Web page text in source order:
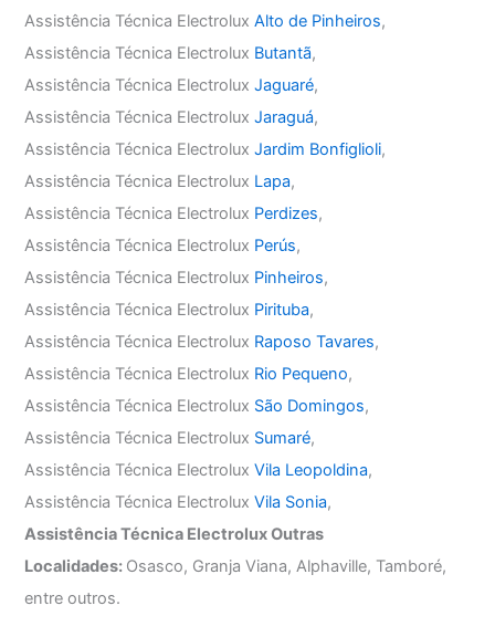
Assistência Técnica ElectroluxAlto de Pinheiros,
Assistência Técnica Electrolux Butantã,
Assistência Técnica ElectroluxJaguaré,
Assistência Técnica ElectroluxJaraguá,
Assistência Técnica ElectroluxJardim Bonfiglioli,
Assistência Técnica Electrolux Lapa,
Assistência Técnica Electrolux Perdizes,
Assistência Técnica Electrolux Perús,
Assistência Técnica Electrolux Pinheiros,
Assistência Técnica Electrolux Pirituba,
Assistência Técnica Electrolux Raposo Tavares,
Assistência Técnica Electrolux Rio Pequeno,
Assistência Técnica Electrolux São Domingos,
Assistência Técnica Electrolux Sumaré,
Assistência Técnica ElectroluxVila Leopoldina,
Assistência Técnica ElectroluxVila Sonia,
Assistência Técnica Electrolux Outras
Localidades: Osasco, Granja Viana, Alphaville, Tamboré,
entre outros.